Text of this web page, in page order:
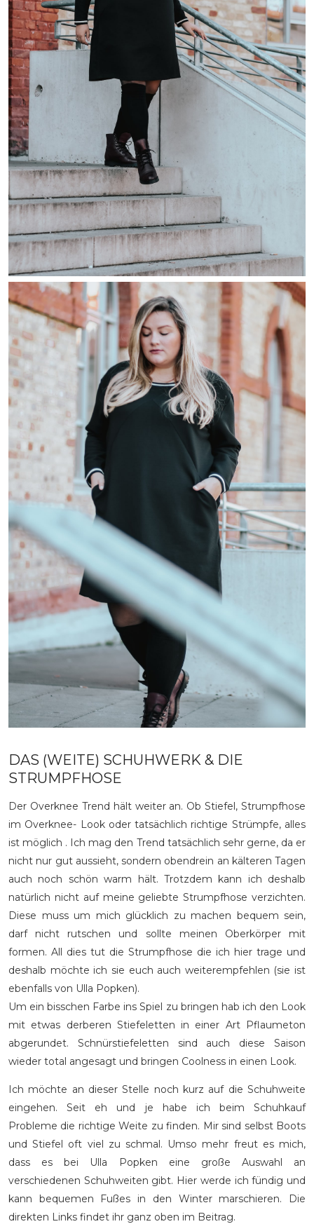
DAS (WEITE) SCHUHWERK & DIE
STRUMPFHOSE
Der Overknee Trend hält weiter an. Ob Stiefel, Strumpfhose
im Overknee- Look oder tatsächlich richtige Strümpfe, alles
ist möglich . Ich mag den Trend tatsächlich sehr gerne, da er
nicht nur gut aussieht, sondern obendrein an kälteren Tagen
auch noch schön warm hält. Trotzdem kann ich deshalb
natürlich nicht auf meine geliebte Strumpfhose verzichten.
Diese muss um mich glücklich zu machen bequem sein,
darf nicht rutschen und sollte meinen Oberkörper mit
formen. All dies tut die Strumpfhose die ich hier trage und
deshalb möchte ich sie euch auch weiterempfehlen (sie ist
ebenfalls von Ulla Popken).
Um ein bisschen Farbe ins Spiel zu bringen hab ich den Look
mit etwas derberen Stiefeletten in einer Art Pflaumeton
abgerundet. Schnürstiefeletten sind auch diese Saison
wieder total angesagt und bringen Coolness in einen Look.
Ich möchte an dieser Stelle noch kurz auf die Schuhweite
eingehen. Seit eh und je habe ich beim Schuhkauf
Probleme die richtige Weite zu finden. Mir sind selbst Boots
und Stiefel oft viel zu schmal. Umso mehr freut es mich,
dass es bei Ulla Popken eine große Auswahl an
verschiedenen Schuhweiten gibt. Hier werde ich fündig und
kann bequemen Fußes in den Winter marschieren. Die
direkten Links findet ihr ganz oben im Beitrag.